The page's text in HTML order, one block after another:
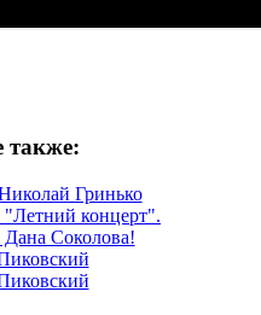
также:
Гринько
"Летний концерт".
Соколова!